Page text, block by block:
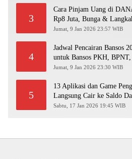
3
Cara Pinjam Uang di
Rp8 Juta, Bunga &
Jumat, 9 Jan 2026 23:57 WIB
4
Jadwal Pencairan Bansos
untuk Bansos PKH,
Jumat, 9 Jan 2026 23:30 WIB
5
13 Aplikasi dan Game
Langsung Cair ke Saldo
Sabtu, 17 Jan 2026 19:45 WIB